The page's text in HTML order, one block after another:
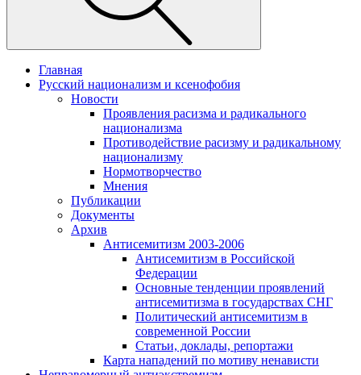
Главная
Русский национализм и ксенофобия
Новости
Проявления расизма и радикального
национализма
Противодействие расизму и радикальному
национализму
Нормотворчество
Мнения
Публикации
Документы
Архив
Антисемитизм 2003-2006
Антисемитизм в Российской
Федерации
Основные тенденции проявлений
антисемитизма в государствах СНГ
Политический антисемитизм в
современной России
Статьи, доклады, репортажи
Карта нападений по мотиву ненависти